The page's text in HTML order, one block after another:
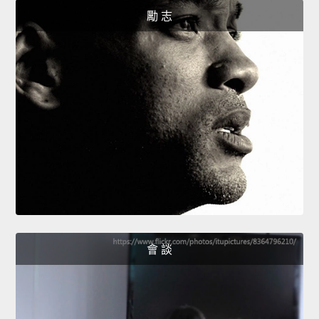
勵 志
會 談